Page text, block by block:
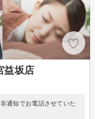
益坂店
通知でお電話させていた